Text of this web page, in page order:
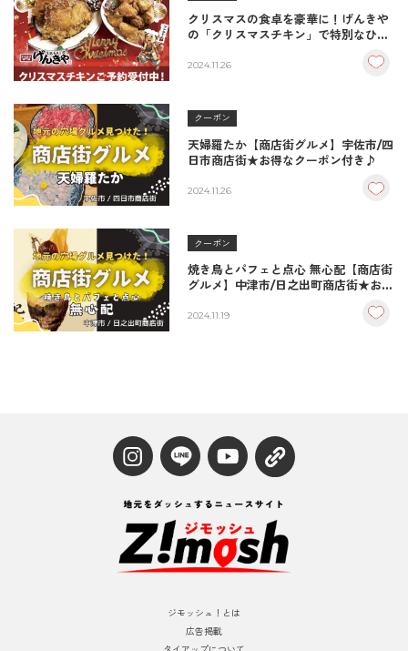
クリスマスの食卓を豪華に！げんきや
の「クリスマスチキン」で特別なひと
2024.11.26
クーポン
天婦羅たか【商店街グルメ】宇佐市/四
日市商店街★お得なクーポン付き♪
2024.11.26
クーポン
焼き鳥とパフェと点心 無心配【商店街
グルメ】中津市/日之出町商店街★お得
2024.11.19
ジモッシュ！とは
広告掲載